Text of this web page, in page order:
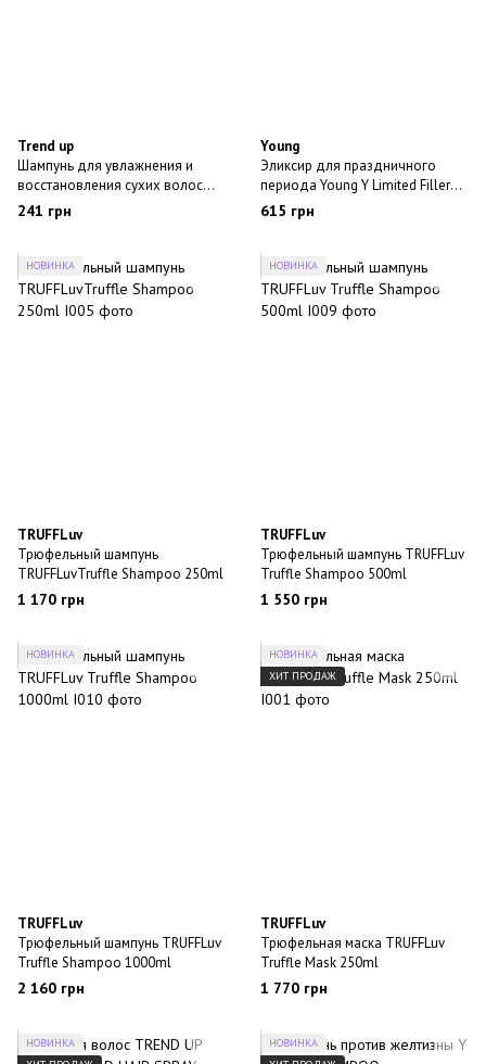
Trend up
Шампунь для увлажнения и
восстановления сухих волос
TREND UP VEGETICAL MILK
SHAMPOO 100мл
241 грн
Young
Эликсир для праздничного
периода Young Y Limited Filler
Glow 75ml
615 грн
НОВИНКА
TRUFFLuv
Трюфельный шампунь
TRUFFLuvTruffle Shampoo 250ml
1 170 грн
НОВИНКА
TRUFFLuv
Трюфельный шампунь TRUFFLuv
Truffle Shampoo 500ml
1 550 грн
НОВИНКА
TRUFFLuv
Трюфельный шампунь TRUFFLuv
Truffle Shampoo 1000ml
2 160 грн
НОВИНКА
ХИТ ПРОДАЖ
TRUFFLuv
Трюфельная маска TRUFFLuv
Truffle Mask 250ml
1 770 грн
НОВИНКА
НОВИНКА